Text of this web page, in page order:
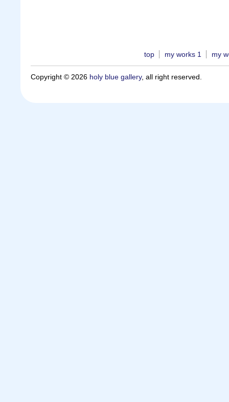
top my works 1 my
Copyright © 2026 holy blue gallery, all right reserved.